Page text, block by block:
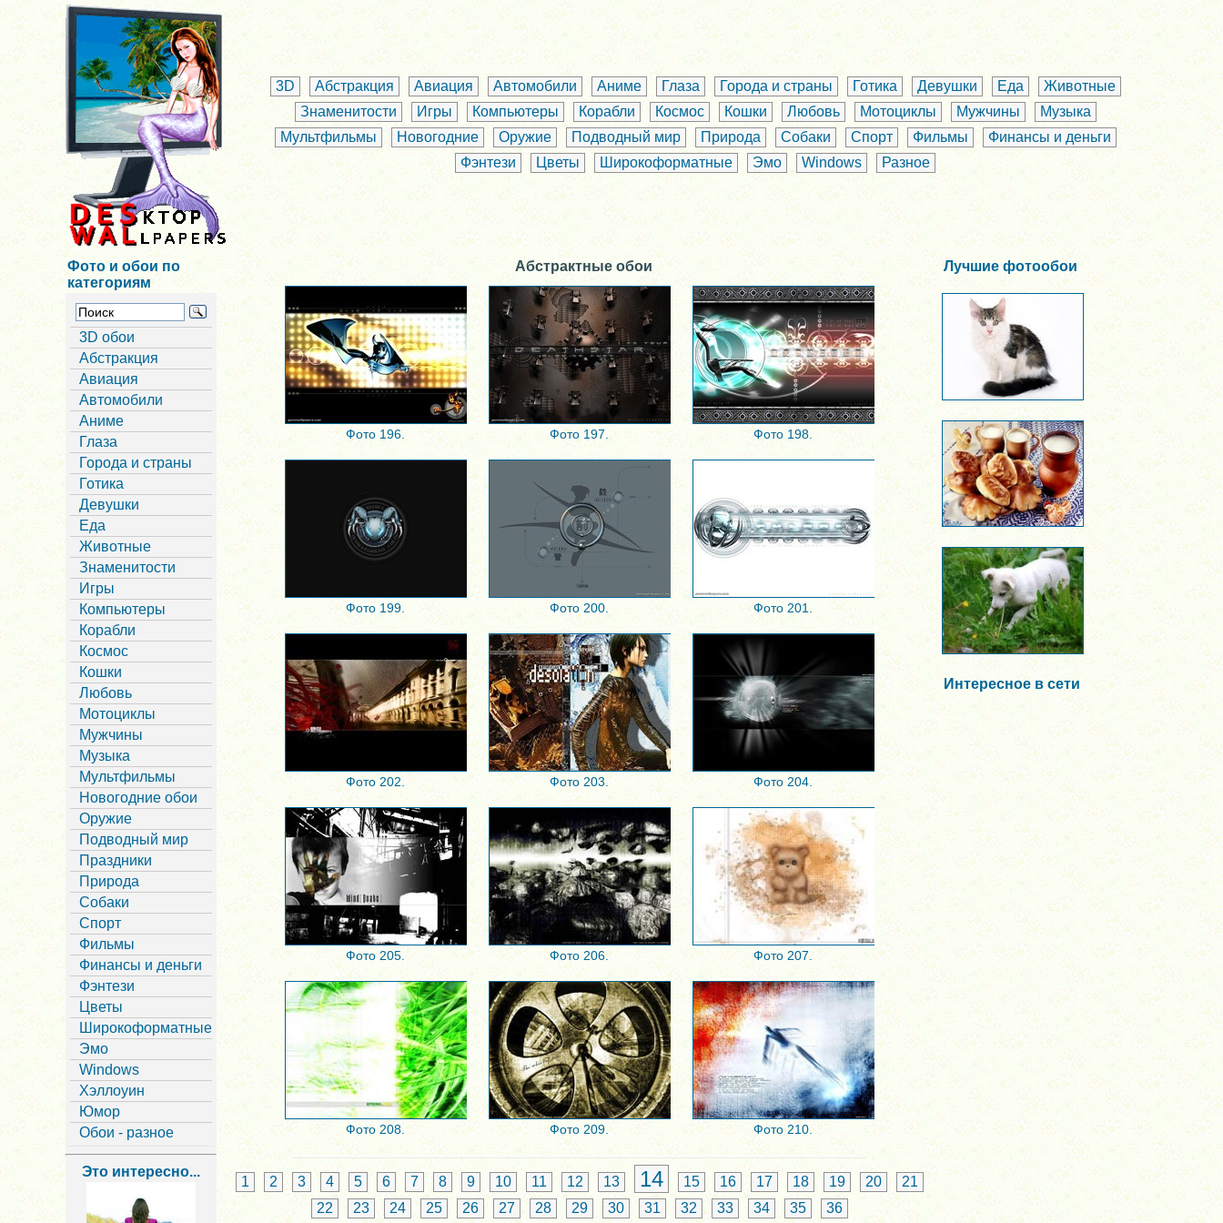
3D Абстракция Авиация Автомобили Аниме Глаза Города и страны Готика Девушки Еда
Животные
Знаменитости
Игры Компьютеры Корабли Космос Кошки Любовь Мотоциклы Мужчины
Музыка
Мультфильмы
Новогодние Оружие Подводный мир Природа Собаки Спорт Фильмы
Финансы и деньги
Фэнтези
Цветы Широкоформатные Эмо Windows Разное
Фото и обои по
категориям
3D обои
Абстракция
Авиация
Автомобили
Аниме
Глаза
Города и страны
Готика
Девушки
Еда
Животные
Знаменитости
Игры
Компьютеры
Корабли
Космос
Кошки
Любовь
Мотоциклы
Мужчины
Музыка
Мультфильмы
Новогодние обои
Оружие
Подводный мир
Праздники
Природа
Собаки
Спорт
Фильмы
Финансы и деньги
Фэнтези
Цветы
Широкоформатные
Эмо
Windows
Хэллоуин
Юмор
Обои - разное
Это интересно...
Абстрактные обои
Фото 196. Фото 197. Фото 198.
Фото 199. Фото 200. Фото 201.
Фото 202. Фото 203. Фото 204.
Фото 205. Фото 206. Фото 207.
Фото 208. Фото 209. Фото 210.
1 2 3 4 5 6 7 8 9 10 11 12 13 14 15 16 17 18 19 20
21
22
23 24 25 26 27 28 29 30 31 32 33 34 35 36
Лучшие фотообои
Интересное в сети